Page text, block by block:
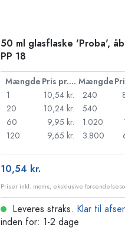
50 ml glasflaske 'Proba',
PP 18
Mængde Pris pr. stk. Mængde
1
10,54 kr.
20
10,24 kr.
60
9,95 kr.
120
9,65 kr.
240
540
1.020
3.800
10,54 kr.
Leveres straks. Klar til
inden for: 1-2 dage